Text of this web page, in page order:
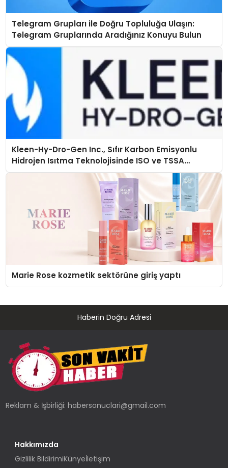
Telegram Grupları ile Doğru Topluluğa Ulaşın:
Telegram Gruplarında Aradığınız Konuyu Bulun
Kleen-Hy-Dro-Gen Inc., Sıfır Karbon Emisyonlu
Hidrojen Isıtma Teknolojisinde ISO ve TSSA
Düzenleyici Onaylarını Aldı
Marie Rose kozmetik sektörüne giriş yaptı
Haberin Doğru Adresi
Reklam & İşbirliği:habersonuclari@gmail.com
Hakkımızda
Gizlilik BildirimiKünyeİletişim